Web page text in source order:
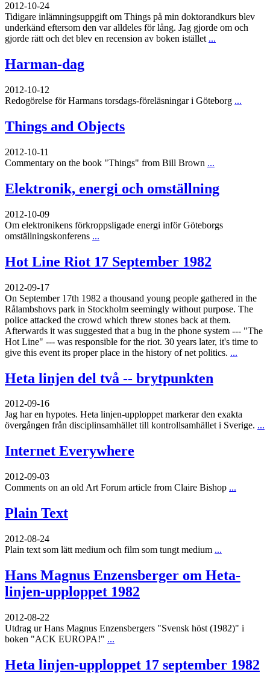
2012-10-24
Tidigare inlämningsuppgift om Things på min doktorandkurs blev
underkänd eftersom den var alldeles för lång. Jag gjorde om och
gjorde rätt och det blev en recension av boken istället ...
Harman-dag
2012-10-12
Redogörelse för Harmans torsdags-föreläsningar i Göteborg ...
Things and Objects
2012-10-11
Commentary on the book "Things" from Bill Brown ...
Elektronik, energi och omställning
2012-10-09
Om elektronikens förkroppsligade energi inför Göteborgs
omställningskonferens ...
Hot Line Riot 17 September 1982
2012-09-17
On September 17th 1982 a thousand young people gathered in the
Rålambshovs park in Stockholm seemingly without purpose. The
police attacked the crowd which threw stones back at them.
Afterwards it was suggested that a bug in the phone system --- "The
Hot Line" --- was responsible for the riot. 30 years later, it's time to
give this event its proper place in the history of net politics. ...
Heta linjen del två -- brytpunkten
2012-09-16
Jag har en hypotes. Heta linjen-upploppet markerar den exakta
övergången från disciplinsamhället till kontrollsamhället i Sverige. ...
Internet Everywhere
2012-09-03
Comments on an old Art Forum article from Claire Bishop ...
Plain Text
2012-08-24
Plain text som lätt medium och film som tungt medium ...
Hans Magnus Enzensberger om Heta-
linjen-upploppet 1982
2012-08-22
Utdrag ur Hans Magnus Enzensbergers "Svensk höst (1982)" i
boken "ACK EUROPA!" ...
Heta linjen-upploppet 17 september 1982